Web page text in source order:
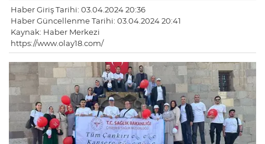
Haber Giriş Tarihi: 03.04.2024 20:36
Haber Güncellenme Tarihi: 03.04.2024 20:41
Kaynak: Haber Merkezi
https://www.olay18.com/